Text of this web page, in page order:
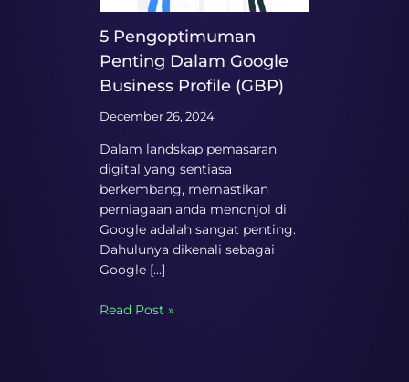
5 Pengoptimuman
Penting Dalam Google
Business Profile (GBP)
December 26, 2024
Dalam landskap pemasaran
digital yang sentiasa
berkembang, memastikan
perniagaan anda menonjol di
Google adalah sangat penting.
Dahulunya dikenali sebagai
Google […]
Read Post »